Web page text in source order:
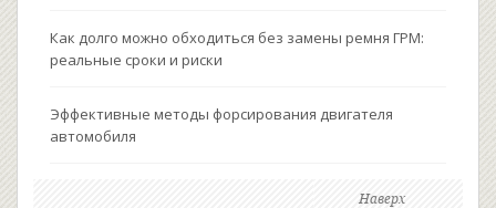
Как долго можно обходиться без замены ремня ГРМ:
реальные сроки и риски
Эффективные методы форсирования двигателя
автомобиля
Наверх